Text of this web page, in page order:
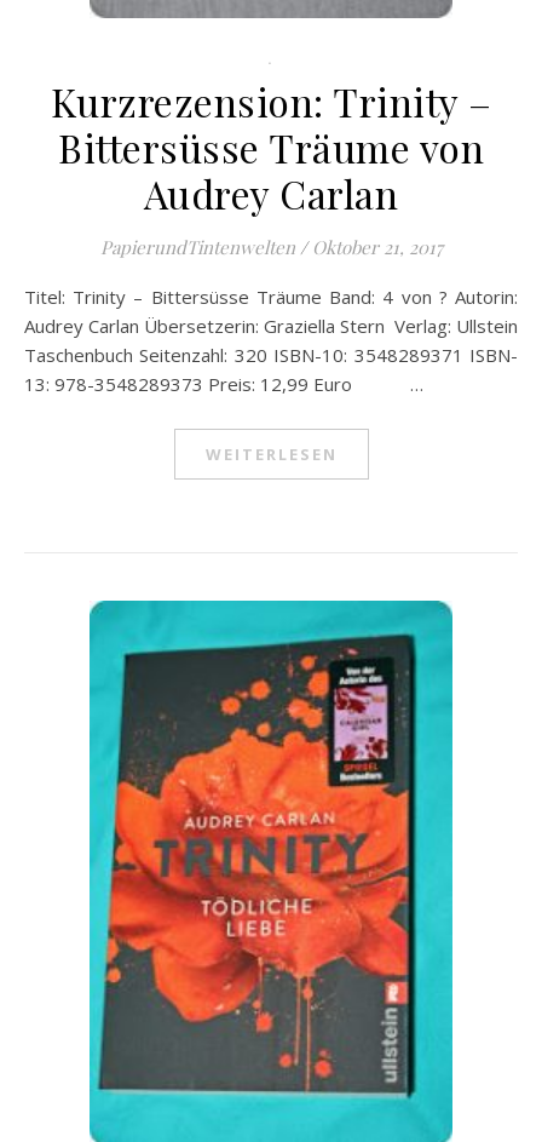
.
Kurzrezension: Trinity –
Bittersüsse Träume von
Audrey Carlan
PapierundTintenwelten / Oktober 21, 2017
Titel: Trinity – Bittersüsse Träume Band: 4 von ? Autorin:
Audrey Carlan Übersetzerin: Graziella Stern Verlag: Ullstein
Taschenbuch Seitenzahl: 320 ISBN-10: 3548289371 ISBN-
13: 978-3548289373 Preis: 12,99 Euro …
WEITERLESEN